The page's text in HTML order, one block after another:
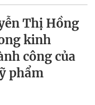
Thị Hồng
kinh
công của
phẩm